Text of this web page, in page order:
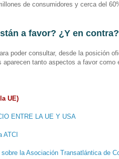
de consumidores y cerca del
a favor? ¿Y en contra?
poder consultar, desde la posición
aparecen tanto aspectos a favor como
UE)
ENTRE LA UE Y USA
ATCI
la Asociación Transatlántica de